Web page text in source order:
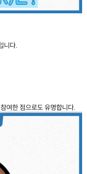
니다.
여한 점으로도 유명합니다.